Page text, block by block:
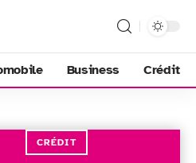
Business Crédit
CRÉDIT